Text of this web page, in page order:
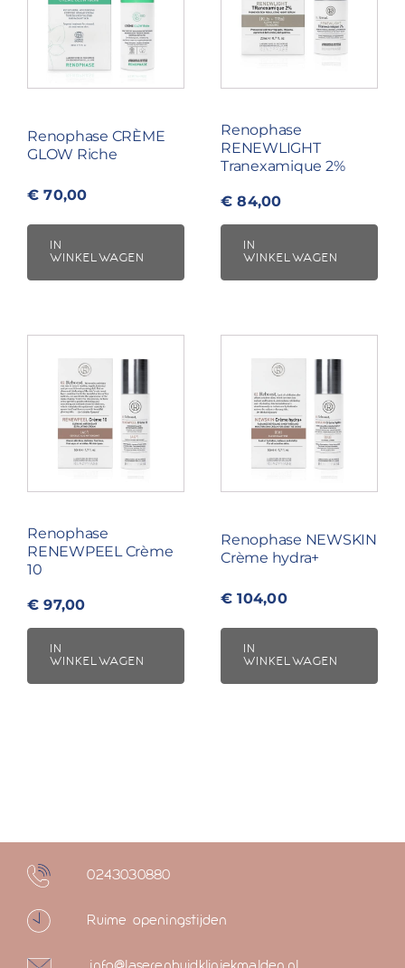
Renophase CRÈME
GLOW Riche
€ 70,00
IN
WINKELWAGEN
Renophase
RENEWLIGHT
Tranexamique 2%
€ 84,00
IN
WINKELWAGEN
Renophase
RENEWPEEL Crème
10
€ 97,00
IN
WINKELWAGEN
Renophase NEWSKIN
Crème hydra+
€ 104,00
IN
WINKELWAGEN
0243030880
Ruime openingstijden